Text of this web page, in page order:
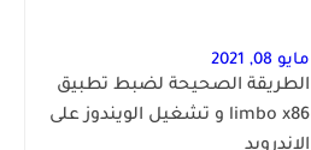
مايو 08, 2021
الطريقة الصحيحة لضبط تطبيق
limbo x86 و تشغيل الويندوز على
الاندرويد